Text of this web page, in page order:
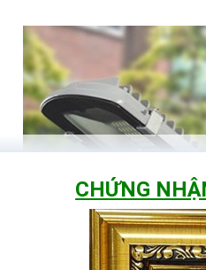
CHỨNG